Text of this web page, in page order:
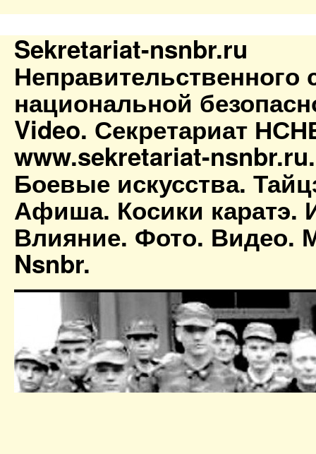
Sekretariat-nsnbr.ru
Неправительственного
национальной
Video. Секретариат
www.sekretariat-
Боевые искусства.
Афиша. Косики каратэ.
Влияние. Фото. Видео.
Nsnbr.